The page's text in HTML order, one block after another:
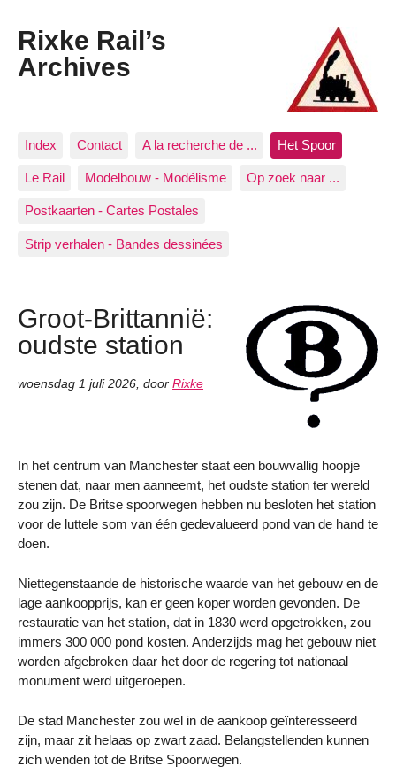
Rixke Rail’s
Archives
Index Contact A la recherche de ... Het Spoor
Le Rail Modelbouw - Modélisme Op zoek naar ...
Postkaarten - Cartes Postales
Strip verhalen - Bandes dessinées
Groot-Brittannië:
oudste station
woensdag 1 juli 2026, door Rixke
In het centrum van Manchester staat een bouwvallig hoopje
stenen dat, naar men aanneemt, het oudste station ter wereld
zou zijn. De Britse spoorwegen hebben nu besloten het station
voor de luttele som van één gedevalueerd pond van de hand te
doen.
Niettegenstaande de historische waarde van het gebouw en de
lage aankoopprijs, kan er geen koper worden gevonden. De
restauratie van het station, dat in 1830 werd opgetrokken, zou
immers 300 000 pond kosten. Anderzijds mag het gebouw niet
worden afgebroken daar het door de regering tot nationaal
monument werd uitgeroepen.
De stad Manchester zou wel in de aankoop geïnteresseerd
zijn, maar zit helaas op zwart zaad. Belangstellenden kunnen
zich wenden tot de Britse Spoorwegen.